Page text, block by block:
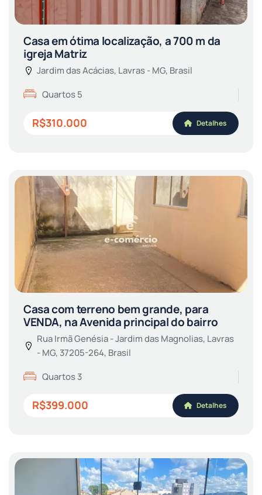
Casa em ótima localização, a 700 m da
igreja Matriz
Jardim das Acácias, Lavras - MG, Brasil
Quartos 5
R$310.000 Detalhes
Casa com terreno bem grande, para
VENDA, na Avenida principal do bairro
Rua Irmã Genésia - Jardim das Magnolias, Lavras
- MG, 37205-264, Brasil
Quartos 3
R$399.000 Detalhes